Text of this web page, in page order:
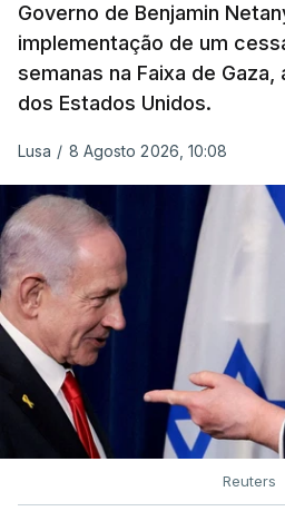
Governo de Benjamin
implementação de um
semanas na Faixa de
dos Estados Unidos.
Lusa / 8 Agosto 2026, 10:08
Reuters